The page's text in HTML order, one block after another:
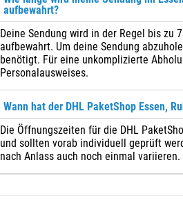
aufbewahrt?
Deine Sendung wird in der Regel bis zu
aufbewahrt. Um deine Sendung
benötigt. Für eine unkomplizierte
Personalausweises.
Wann hat der DHL PaketShop Essen,
Die Öffnungszeiten für die DHL
und sollten vorab individuell geprüft
nach Anlass auch noch einmal variieren.